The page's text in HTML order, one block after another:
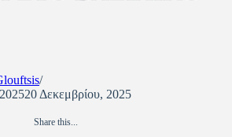
20 Δεκεμβρίου, 2025
Share this...